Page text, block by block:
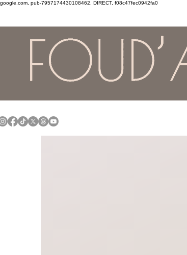
google.com, pub-7957174430108462, DIRECT, f08c47fec0942fa0